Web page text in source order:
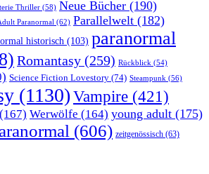
Thriller (58) Neue Bücher (190)
Paranormal (62) Parallelwelt (182)
historisch (103) paranormal
Romantasy (259) Rückblick (54)
Science Fiction Lovestory (74) Steampunk (56)
(1130) Vampire (421)
(167) Werwölfe (164) young adult (175)
(606) zeitgenössisch (63)